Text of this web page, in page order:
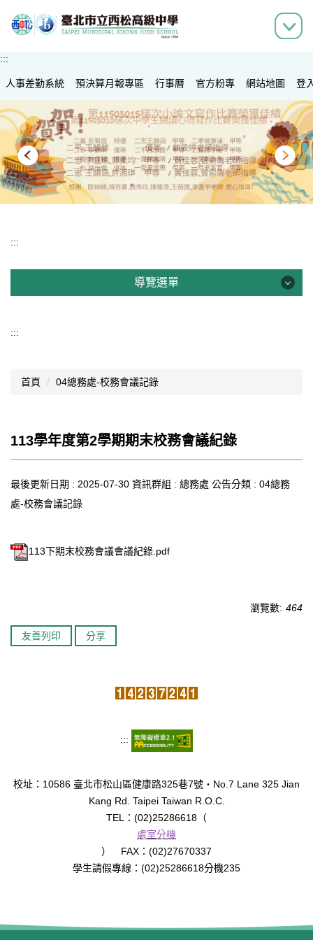
到
容
區
:::
人事差勤系統 預決算月報專區 行事曆 官方粉專 網站地圖 登
:::
導覽選單
認識西松
文件資料
網站管理
西松學習歷程檔案
:::
首頁 04總務處-校務會議記錄
113學年度第2學期期末校務會議紀錄
最後更新日期 : 2025-07-30 資訊群組 : 總務處 公告分類 : 04總務
處-校務會議記錄
113下期末校務會議會議紀錄.pdf
瀏覽數: 464
友善列印 分享
:::
校址：10586 臺北市松山區健康路325巷7號‧No.7 Lane 325 Jian
Kang Rd. Taipei Taiwan R.O.C.
TEL：(02)25286618（
處室分機
） FAX：(02)27670337
學生請假專線：(02)25286618分機235